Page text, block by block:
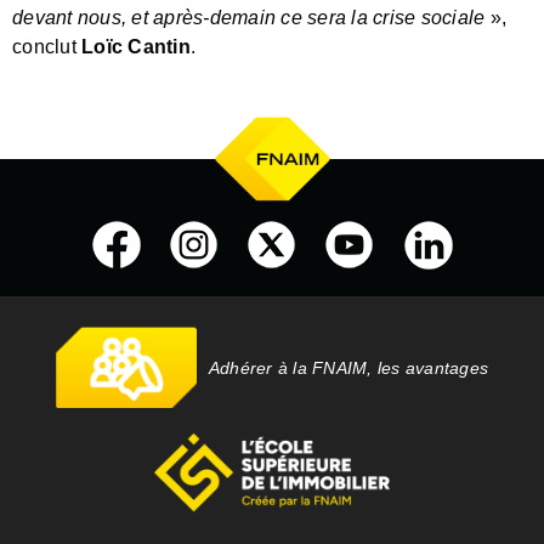
devant nous, et après-demain ce sera la crise sociale »,
conclut Loïc Cantin.
Adhérer à la FNAIM, les avantages